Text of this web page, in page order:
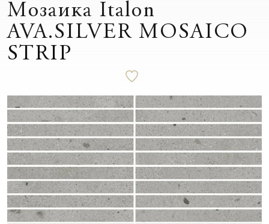
Мозаика Italon
AVA.SILVER MOSAICO
STRIP